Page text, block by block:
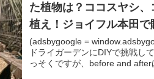
た植物は？ココスヤシ
植え！ジョイフル本田
(adsbygoogle =
ドライガーデンにDIYで挑戦し
っそくですが、before and after